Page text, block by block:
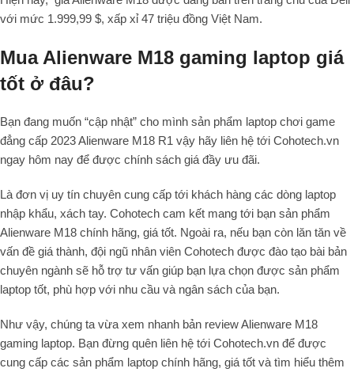
với mức 1.999,99 $, xấp xỉ 47 triệu đồng Việt Nam.
Mua Alienware M18 gaming laptop giá
tốt ở đâu?
Bạn đang muốn “cập nhật” cho mình sản phẩm laptop chơi game
đẳng cấp 2023 Alienware M18 R1 vậy hãy liên hệ tới Cohotech.vn
ngay hôm nay để được chính sách giá đầy ưu đãi.
Là đơn vị uy tín chuyên cung cấp tới khách hàng các dòng laptop
nhập khẩu, xách tay. Cohotech cam kết mang tới bạn sản phẩm
Alienware M18 chính hãng, giá tốt. Ngoài ra, nếu bạn còn lăn tăn về
vấn đề giá thành, đội ngũ nhân viên Cohotech được đào tạo bài bản
chuyên ngành sẽ hỗ trợ tư vấn giúp bạn lựa chọn được sản phẩm
laptop tốt, phù hợp với nhu cầu và ngân sách của bạn.
Như vậy, chúng ta vừa xem nhanh bản review Alienware M18
gaming laptop. Bạn đừng quên liên hệ tới Cohotech.vn để được
cung cấp các sản phẩm laptop chính hãng, giá tốt và tìm hiểu thêm